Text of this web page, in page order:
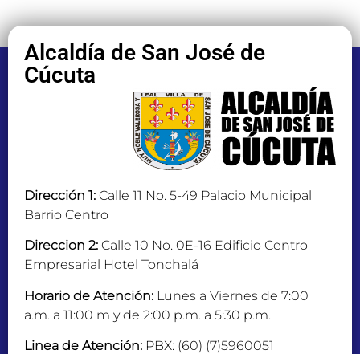
Alcaldía de San José de
Cúcuta
Dirección 1: Calle 11 No. 5-49 Palacio Municipal
Barrio Centro
Direccion 2: Calle 10 No. 0E-16 Edificio Centro
Empresarial Hotel Tonchalá
Horario de Atención: Lunes a Viernes de 7:00
a.m. a 11:00 m y de 2:00 p.m. a 5:30 p.m.
Linea de Atención: PBX: (60) (7)5960051